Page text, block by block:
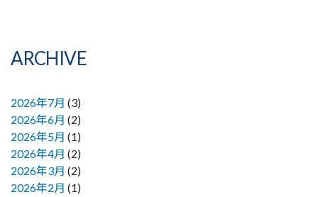
ARCHIVE
2026年7月 (3)
2026年6月 (2)
2026年5月 (1)
2026年4月 (2)
2026年3月 (2)
2026年2月 (1)